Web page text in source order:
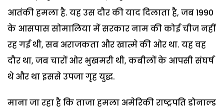
आतंकी हमला है. यह उस दौर की याद दिलाता है, जब 1990
के आसपास सोमालिया में सरकार नाम की कोई चीज नहीं
रह गई थी, सब अराजकता और खात्मे की ओर था. यह वह
दौर था, जब चारों ओर भुखमरी थी, कबीलों के आपसी संघर्ष
थे और था इससे उपजा गृह युद्ध.
माना जा रहा है कि ताजा हमला अमेरिकी राष्ट्रपति डोनाल्ड